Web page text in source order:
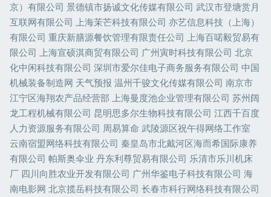
京）有限公司 景德镇市扬诚文化传媒有限公司 武汉市登塘赏月
互联网有限公司 上海茉芒科技有限公司 亦艺信息科技（上海）
有限公司 重庆新膳源餐饮管理有限责任公司 上海百喏毅贸易有
限公司 上海宣硕淇商贸有限公司 广州寅时科技有限公司 北京
化中闲科技有限公司 深圳市爱尔佳电子商务服务有限公司 中国
机械装备制造网 天气预报 温州千骏文化传媒有限公司 南京市
江宁区海翔农产品经营部 上海曼度池企业管理有限公司 苏州阔
龙工程机械有限公司 昆明思多尔生物科技有限公司 江西千百度
人力资源服务有限公司 周易算命 武陵源区祝午得网络工作室
云南宿盟网络科技有限公司 秦皇岛市北戴河区海而希国际康养
有限公司 帕斯奥伞业 丹东利尊贸易有限公司 乐清市乐川机床
厂 四川向胜农业开发有限公司 广州华鉴电子科技有限公司 海
南电影网 北京揽岳科技有限公司 长春市科行网络科技有限公司